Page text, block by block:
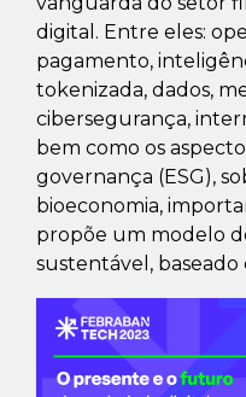
digital. Entre eles:
pagamento,
tokenizada, dados,
cibersegurança,
bem como os
governança (ESG),
bioeconomia,
propõe um modelo
sustentável, baseado